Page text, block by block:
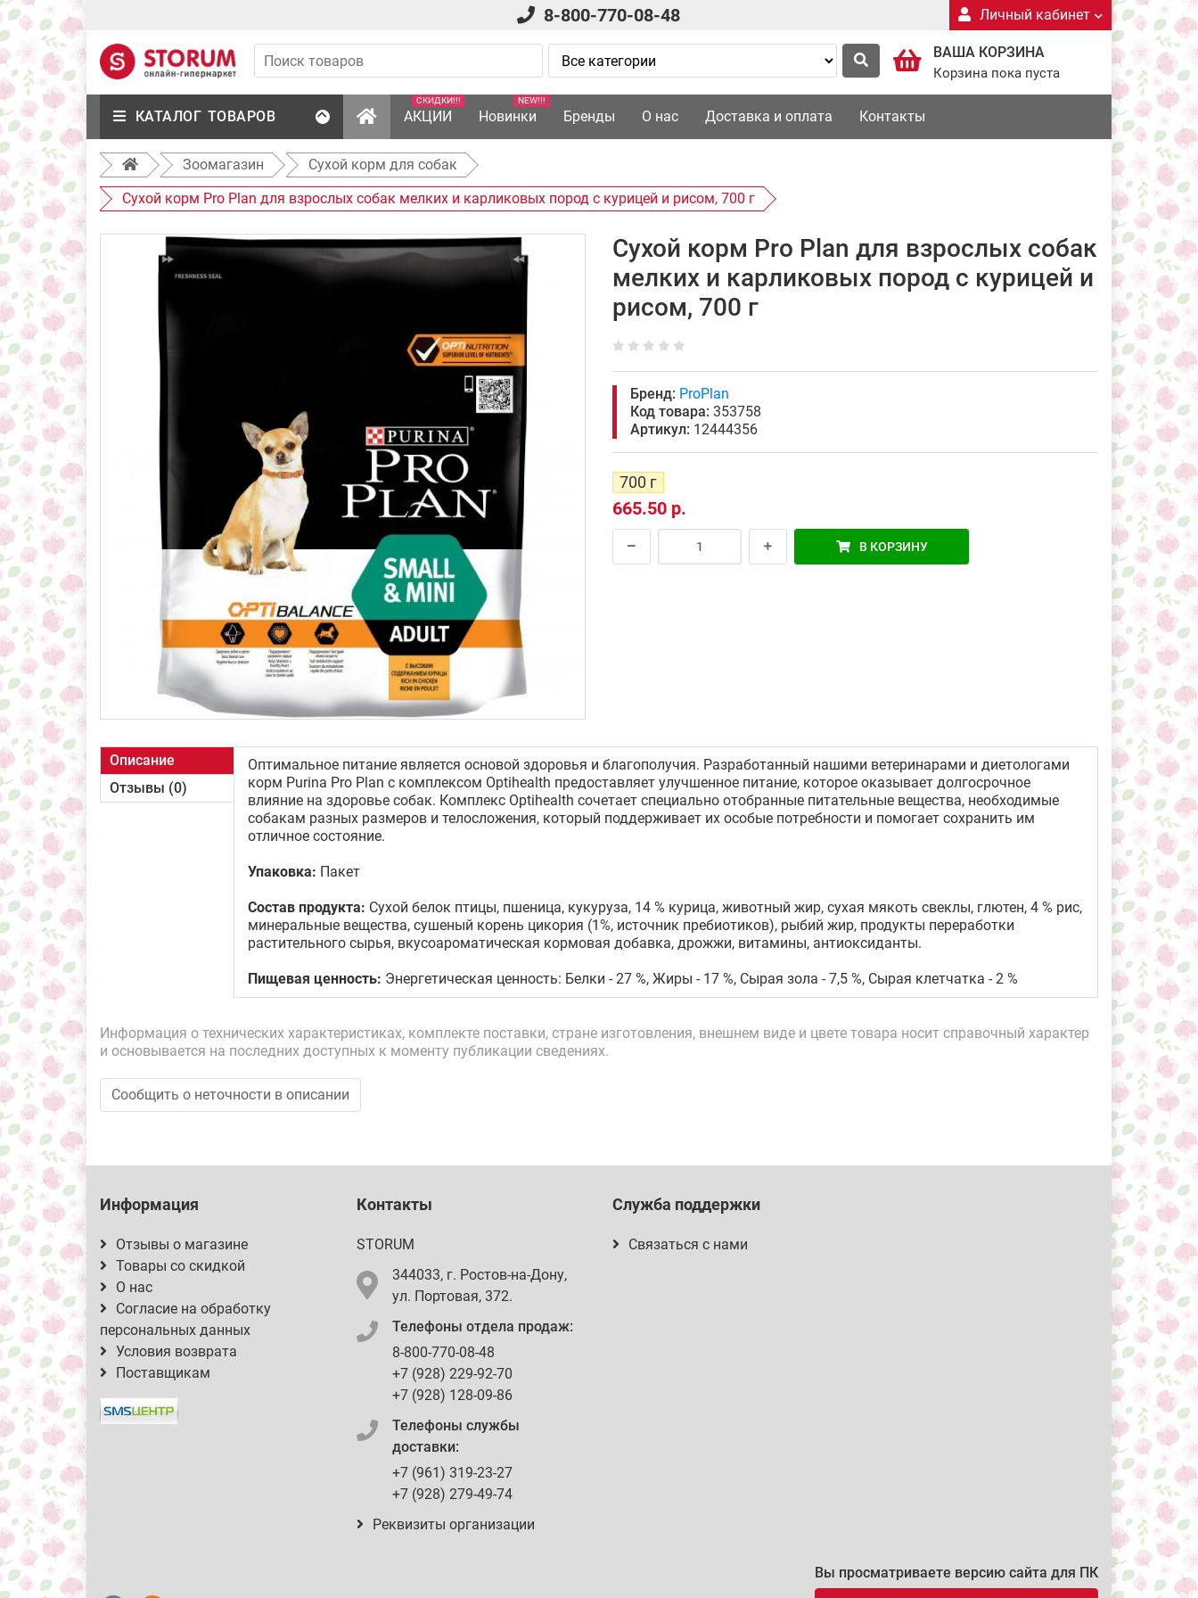
8-800-770-08-48 Личный кабинет
ВАША КОРЗИНА
Корзина пока пуста
КАТАЛОГ ТОВАРОВ АКЦИИ
СКИДКИ!!!
Новинки
NEW!!!
Бренды О нас Доставка и оплата Контакты
Зоомагазин
Сухой корм для собак
Сухой корм Pro Plan для взрослых собак мелких и карликовых пород с курицей и рисом, 700 г
Сухой корм Pro Plan для взрослых собак
мелких и карликовых пород с курицей и
рисом, 700 г
Бренд: ProPlan
Код товара: 353758
Артикул: 12444356
700 г
665.50 р.
В КОРЗИНУ
Описание
Отзывы (0)
Оптимальное питание является основой здоровья и благополучия. Разработанный нашими ветеринарами и диетологами
корм Purina Pro Plan с комплексом Optihealth предоставляет улучшенное питание, которое оказывает долгосрочное
влияние на здоровье собак. Комплекс Optihealth сочетает специально отобранные питательные вещества, необходимые
собакам разных размеров и телосложения, который поддерживает их особые потребности и помогает сохранить им
отличное состояние.
Упаковка: Пакет
Состав продукта: Сухой белок птицы, пшеница, кукуруза, 14 % курица, животный жир, сухая мякоть свеклы, глютен, 4 % рис,
минеральные вещества, сушеный корень цикория (1%, источник пребиотиков), рыбий жир, продукты переработки
растительного сырья, вкусоароматическая кормовая добавка, дрожжи, витамины, антиоксиданты.
Пищевая ценность: Энергетическая ценность: Белки - 27 %, Жиры - 17 %, Сырая зола - 7,5 %, Сырая клетчатка - 2 %
Информация о технических характеристиках, комплекте поставки, стране изготовления, внешнем виде и цвете товара носит справочный характер
и основывается на последних доступных к моменту публикации сведениях.
Сообщить о неточности в описании
Информация
Отзывы о магазине
Товары со скидкой
О нас
Согласие на обработку
персональных данных
Условия возврата
Поставщикам
Контакты
STORUM
344033, г. Ростов-на-Дону,
ул. Портовая, 372.
Телефоны отдела продаж:
8-800-770-08-48
+7 (928) 229-92-70
+7 (928) 128-09-86
Телефоны службы
доставки:
+7 (961) 319-23-27
+7 (928) 279-49-74
Реквизиты организации
Служба поддержки
Связаться с нами
Вы просматриваете версию сайта для ПК